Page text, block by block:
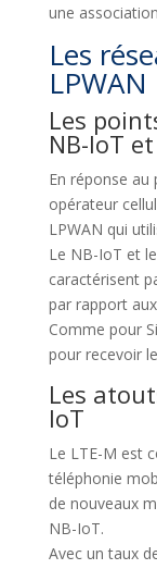
une
Les
Les
NB-IoT
En réponse au
opérateur
LPWAN qui
Le NB-IoT et
caractérisent
par rapport
Comme pour
pour recevoir
Les
IoT
Le LTE-M est
téléphonie
de nouveaux
NB-IoT.
Avec un taux